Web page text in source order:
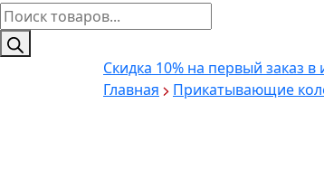
Поиск
товаров
Скидка 10% на первый заказ в
Главная
Прикатывающие